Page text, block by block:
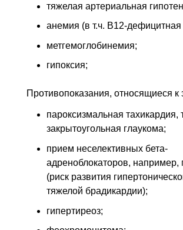
тяжелая артериальная
анемия (в т.ч. В12-
метгемоглобинемия;
гипоксия;
Противопоказания, относящиеся
пароксизмальная тахикардия,
закрытоугольная глаукома;
прием неселективных бета-
адреноблокаторов, например,
(риск развития
тяжелой брадикардии);
гипертиреоз;